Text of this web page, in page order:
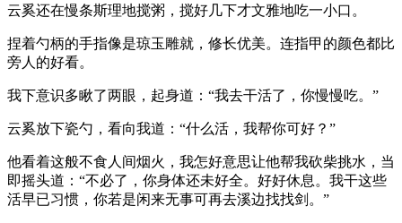
云奚还在慢条斯理地搅粥，搅好几下才文雅地吃一小口。
捏着勺柄的手指像是琼玉雕就，修长优美。连指甲的颜色都比
旁人的好看。
我下意识多瞅了两眼，起身道：“我去干活了，你慢慢吃。”
云奚放下瓷勺，看向我道：“什么活，我帮你可好？”
他看着这般不食人间烟火，我怎好意思让他帮我砍柴挑水，当
即摇头道：“不必了，你身体还未好全。好好休息。我干这些
活早已习惯，你若是闲来无事可再去溪边找找剑。”